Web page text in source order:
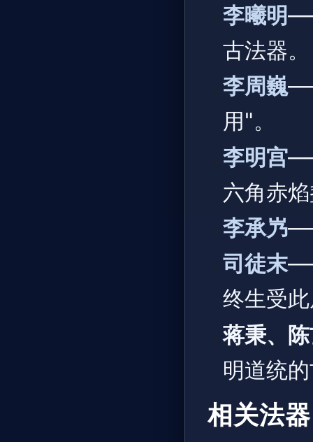
李曦明
古法器。
李周巍
用"。
李明宫
六角赤
李承㞧
司徒末
终生受
蒋秉、
明道统
相关法器